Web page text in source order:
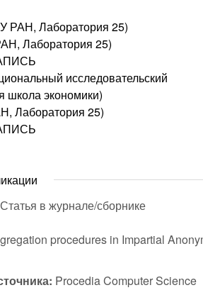
РАН, Лаборатория 25)
Лаборатория 25)
исследовательский
школа экономики)
Лаборатория 25)
Статья в журнале/сборнике
procedures in Impartial
Procedia Computer Science